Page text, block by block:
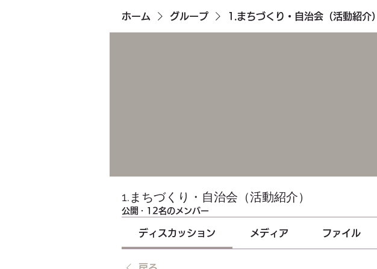
ホーム グループ 1.まちづくり・自治会（活動紹介）
1.まちづくり・自治会（活動紹介）
公開 · 12名のメンバー
ディスカッション メディア ファイル